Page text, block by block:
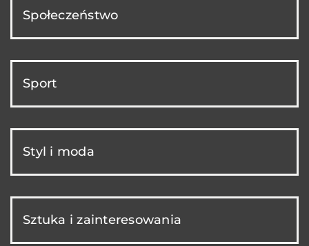
Społeczeństwo
Sport
Styl i moda
Sztuka i zainteresowania